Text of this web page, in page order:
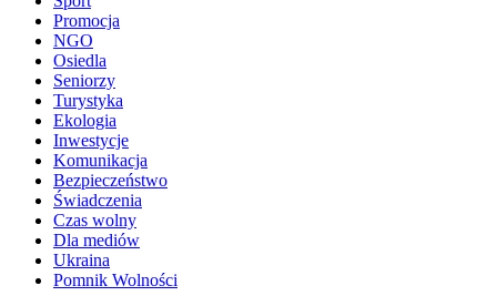
Promocja
NGO
Osiedla
Seniorzy
Turystyka
Ekologia
Inwestycje
Komunikacja
Bezpieczeństwo
Świadczenia
Czas wolny
Dla mediów
Ukraina
Pomnik Wolności